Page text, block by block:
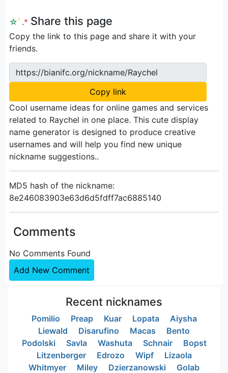
☆ﾟ .* Share this page
Copy the link to this page and share it with your
friends.
https://bianifc.org/nickname/Raychel
Copy link
Cool username ideas for online games and services
related to Raychel in one place. This cute display
name generator is designed to produce creative
usernames and will help you find new unique
nickname suggestions..
MD5 hash of the nickname:
8e246083903e63d6d5fdff7ac6885140
Comments
No Comments Found
Add New Comment
Recent nicknames
Pomilio Preap Kuar Lopata
Aiysha
Liewald
Disarufino Macas
Bento
Podolski
Savla Washuta Schnair
Bopst
Litzenberger
Edrozo Wipf
Lizaola
Whitmyer
Miley Dzierzanowski
Golab